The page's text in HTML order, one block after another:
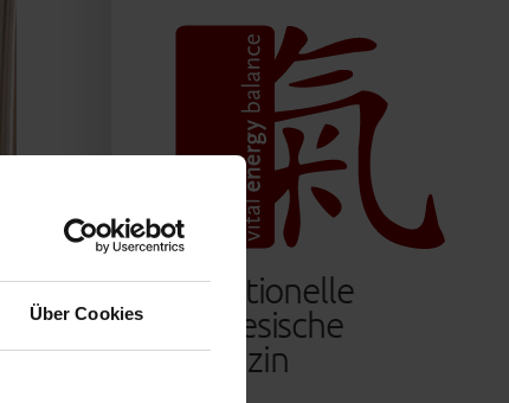
Über Cookies
Traditionelle
Chinesische
Medizin